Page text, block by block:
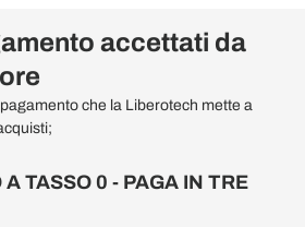
accettati da
che la Liberotech mette a
TASSO 0 - PAGA IN TRE